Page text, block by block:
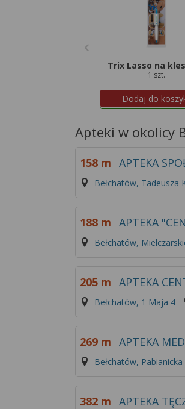
Trix Lasso na
1 szt.
Dodaj do
Apteki w okolicy
158 m APTEKA
Bełchatów, Tadeusza
188 m APTEKA
Bełchatów,
205 m APTEKA
Bełchatów, 1 Maja 4
269 m APTEKA
Bełchatów, Pabianicka
382 m APTEKA